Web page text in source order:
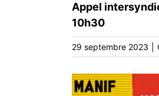
Appel
10h30
29 septembre 2023